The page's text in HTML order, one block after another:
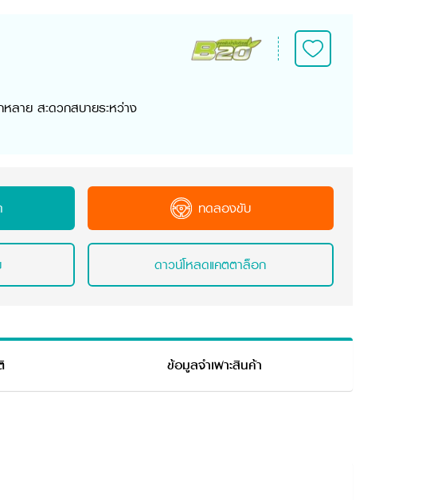
ลาย สะดวกสบายระหว่าง
ทดลองขับ
ดาวน์โหลดแคตตาล็อก
ข้อมูลจำเพาะสินค้า